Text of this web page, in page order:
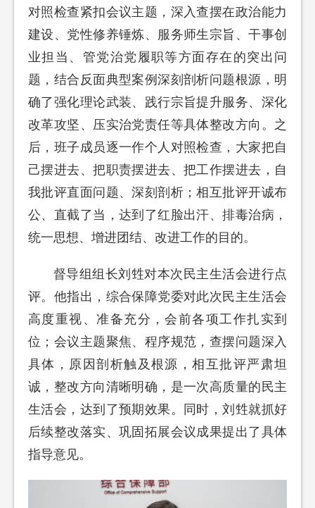
对照检查紧扣会议主题，深入查摆在政治能力
建设、党性修养锤炼、服务师生宗旨、干事创
业担当、管党治党履职等方面存在的突出问
题，结合反面典型案例深刻剖析问题根源，明
确了强化理论武装、践行宗旨提升服务、深化
改革攻坚、压实治党责任等具体整改方向。之
后，班子成员逐一作个人对照检查，大家把自
己摆进去、把职责摆进去、把工作摆进去，自
我批评直面问题、深刻剖析；相互批评开诚布
公、直截了当，达到了红脸出汗、排毒治病，
统一思想、增进团结、改进工作的目的。
督导组组长刘甡对本次民主生活会进行点
评。他指出，综合保障党委对此次民主生活会
高度重视、准备充分，会前各项工作扎实到
位；会议主题聚焦、程序规范，查摆问题深入
具体，原因剖析触及根源，相互批评严肃坦
诚，整改方向清晰明确，是一次高质量的民主
生活会，达到了预期效果。同时，刘甡就抓好
后续整改落实、巩固拓展会议成果提出了具体
指导意见。